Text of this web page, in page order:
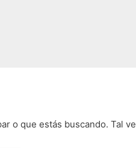
o que estás buscando. Tal